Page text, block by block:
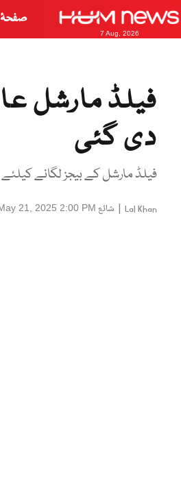
7 Aug, 2026
صفحۂ
فیلڈ مارشل
دی گئی
فیلڈ مارشل کے بیجز لگانے کیلئے
Lal Khan
| شائع 21, 2025 2:00 PM